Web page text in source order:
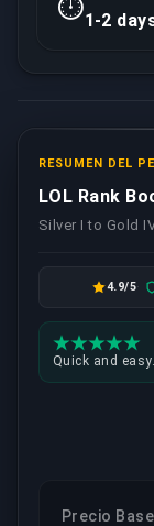
⏱️1-2
RESUMEN DEL
LOL Rank
Silver I to Gold
4.9/5
Quick and
Precio